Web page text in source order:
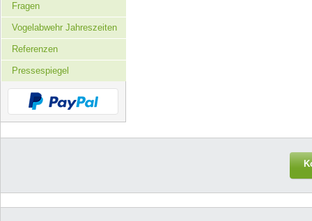
Fragen
Vogelabwehr Jahreszeiten
Referenzen
Pressespiegel